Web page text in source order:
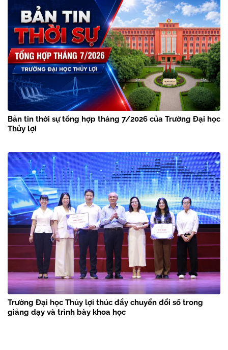
Bản tin thời sự tổng hợp tháng 7/2026 của Trường Đại học
Thủy lợi
Trường Đại học Thủy lợi thúc đẩy chuyển đổi số trong
giảng dạy và trình bày khoa học